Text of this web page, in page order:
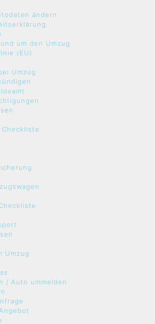
ändern
um den Umzug
(EU)
Umzug
Umzug
/ Auto ummelden